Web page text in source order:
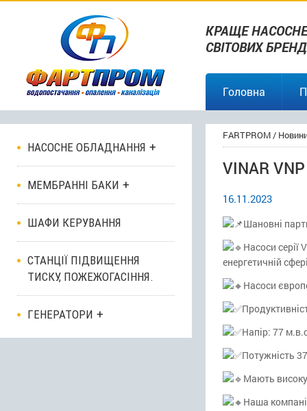
КРАЩЕ
СВІТОВИХ
Головна
НАСОСНЕ ОБЛАДНАННЯ
МЕМБРАННІ БАКИ
ШАФИ КЕРУВАННЯ
СТАНЦІЇ ПІДВИЩЕННЯ
ТИСКУ, ПОЖЕЖОГАСІННЯ.
ГЕНЕРАТОРИ
FARTPROM/
VINAR
16.11.2023
Шановні
Насоси серії
енергетичній
Насоси
Напір: 77
Потужність
Мають високу
Наша